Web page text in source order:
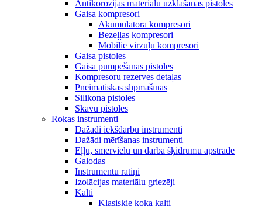
Antikorozijas materiālu uzklāšanas pistoles
Gaisa kompresori
Akumulatora kompresori
Bezeļļas kompresori
Mobilie virzuļu kompresori
Gaisa pistoles
Gaisa pumpēšanas pistoles
Kompresoru rezerves detaļas
Pneimatiskās slīpmašīnas
Silikona pistoles
Skavu pistoles
Rokas instrumenti
Dažādi iekšdarbu instrumenti
Dažādi mērīšanas instrumenti
Eļļu, smērvielu un darba šķidrumu apstrāde
Galodas
Instrumentu ratiņi
Izolācijas materiālu griezēji
Kalti
Klasiskie koka kalti